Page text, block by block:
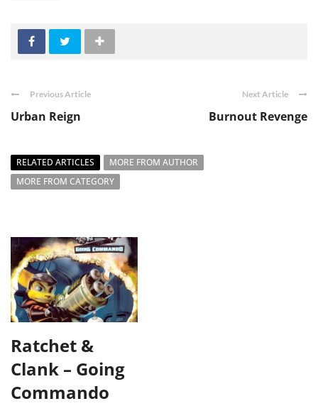
Previous Article
Urban Reign
Next Article
Burnout Revenge
RELATED ARTICLES
MORE FROM AUTHOR
MORE FROM CATEGORY
Ratchet &
Clank – Going
Commando